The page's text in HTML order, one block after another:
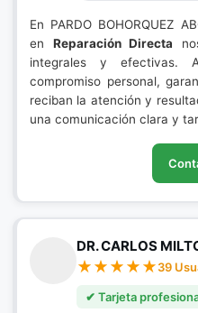
En PARDO BOHORQUEZ
en Reparación Directa
integrales y efectivas.
compromiso personal,
reciban la atención y
una comunicación clara y
DR. CARLOS
39
✔ Tarjeta